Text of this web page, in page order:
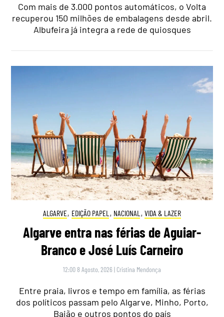
Com mais de 3.000 pontos automáticos, o Volta
recuperou 150 milhões de embalagens desde abril.
Albufeira já integra a rede de quiosques
ALGARVE, EDIÇÃO PAPEL , NACIONAL , VIDA & LAZER
Algarve entra nas férias de Aguiar-
Branco e José Luís Carneiro
12:00 8 Agosto, 2026 | Cristina Mendonça
Entre praia, livros e tempo em família, as férias
dos políticos passam pelo Algarve, Minho, Porto,
Baião e outros pontos do país